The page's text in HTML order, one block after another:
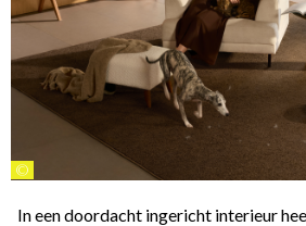
©
In een doordacht ingericht interieur